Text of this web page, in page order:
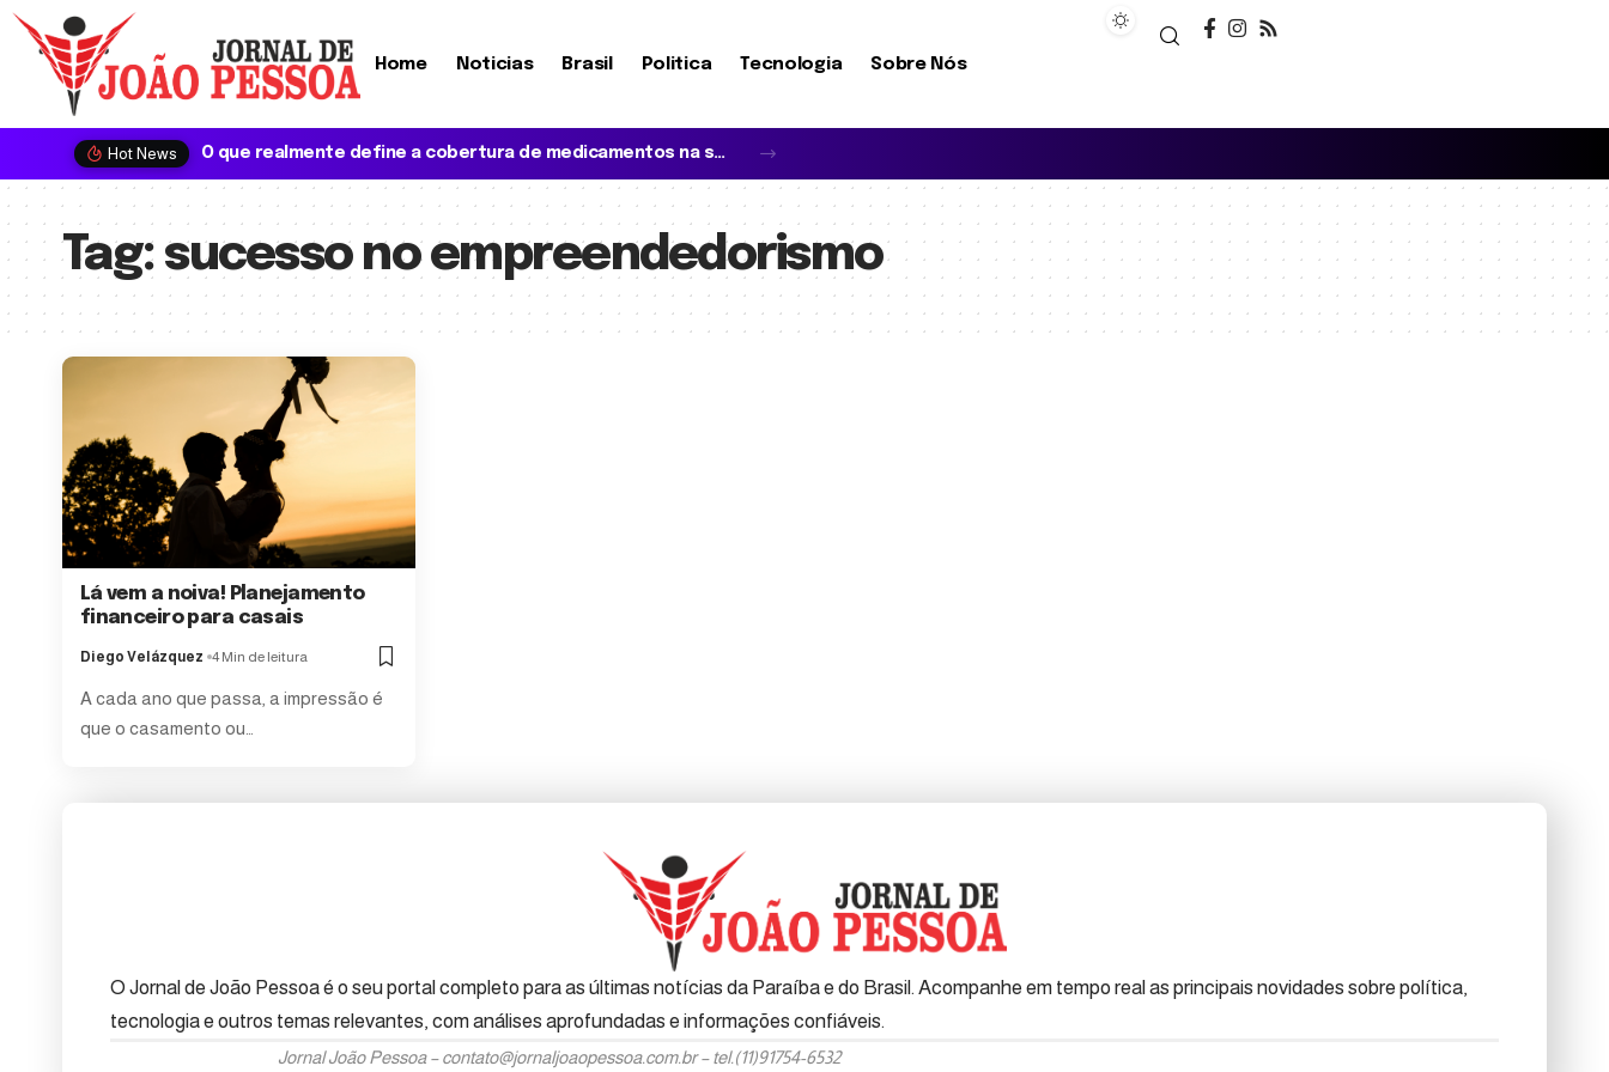
Home Noticias Brasil Politica Tecnologia Sobre Nós
Hot News O que realmente define a cobertura de medicamentos na saúde suplementar?
Tag: sucesso no empreendedorismo
Lá vem a noiva! Planejamento
financeiro para casais
Diego Velázquez 4 Min de leitura
A cada ano que passa, a impressão é
que o casamento ou…
O Jornal de João Pessoa é o seu portal completo para as últimas notícias da Paraíba e do Brasil. Acompanhe em tempo real as principais novidades sobre política,
tecnologia e outros temas relevantes, com análises aprofundadas e informações confiáveis.
Jornal João Pessoa –contato@jornaljoaopessoa.com.br– tel.(11)91754-6532